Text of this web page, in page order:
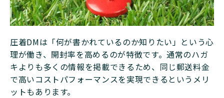
圧着DMは「何が書かれているのか知りたい」という心
理が働き、開封率を高めるのが特徴です。通常のハガ
キよりも多くの情報を掲載できるため、同じ郵送料金
で高いコストパフォーマンスを実現できるというメリ
ットもあります。